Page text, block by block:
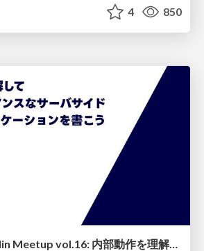
4 850
Server Side Kotlin Meetup vol.16: 内部動作を理解して ハイパフォーマンスなサーバサイド Kotlin アプリケーションを書こう